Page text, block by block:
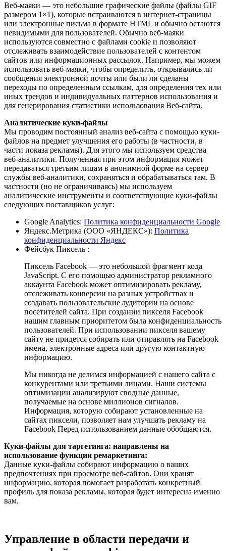
Веб-маяки — это небольшие графические файлы (файлы GIF
размером 1×1), которые встраиваются в интернет-страницы
или электронные письма в формате HTML и обычно остаются
невидимыми для пользователей. Обычно веб-маяки
используются совместно с файлами cookie и позволяют
отслеживать взаимодействие пользователей с контентом
сайтов или информационных рассылок. Например, мы можем
использовать веб-маяки, чтобы определить, открывались ли
сообщения электронной почты или были ли сделаны
переходы по определенным ссылкам, для определения тех или
иных трендов и индивидуальных паттернов использования и
для генерирования статистики использования Веб-сайта.
Аналитические куки-файлы
Мы проводим постоянный анализ веб-сайта с помощью куки-
файлов на предмет улучшения его работы (в частности, в
части показа рекламы). Для этого мы используем средства
веб-аналитики. Полученная при этом информация может
передаваться третьим лицам в анонимной форме на сервер
службы веб-аналитики, сохраняться и обрабатываться там. В
частности (но не ограничиваясь) мы используем
аналитические инструменты и соответствующие куки-файлы
следующих поставщиков услуг:
Google Analytics: Политика конфиденциальности Google
Яндекс.Метрика (ООО «ЯНДЕКС»): Политика
конфиденциальности Яндекс
Фейсбук Пиксель :
Пиксель Facebook — это небольшой фрагмент кода
JavaScript. С его помощью администратор рекламного
аккаунта Facebook может оптимизировать рекламу,
отслеживать конверсии на разных устройствах и
создавать пользовательские аудитории на основе
посетителей сайта. При создании пикселя Facebook
нашим главным приоритетом была конфиденциальность
пользователей. При использовании пикселя вашему
сайту не придется собирать или отправлять на Facebook
имена, электронные адреса или другую контактную
информацию.
Мы никогда не делимся информацией с нашего сайта с
конкурентами или третьими лицами. Наши системы
оптимизации анализируют сводные данные,
получаемые на основе миллионов сигналов.
Информация, которую собирают установленные на
сайтах пиксели, позволяет нам улучшать рекламу на
Facebook Перед использованием данные обобщаются.
Куки-файлы для таргетинга: направлены на
использование функции ремаркетинга:
Данные куки-файлы собирают информацию о ваших
предпочтениях при просмотре веб-сайтов. Они хранят
информацию, которая помогает разработать конкретный
профиль для показа рекламы, которая будет интересна именно
вам.
Управление в области передачи и